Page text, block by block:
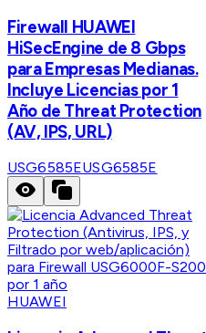
Firewall HUAWEI
HiSecEngine de 8 Gbps
para Empresas Medianas.
Incluye Licencias por 1
Año de Threat Protection
(AV, IPS, URL)
USG6585EUSG6585E
HUAWEI